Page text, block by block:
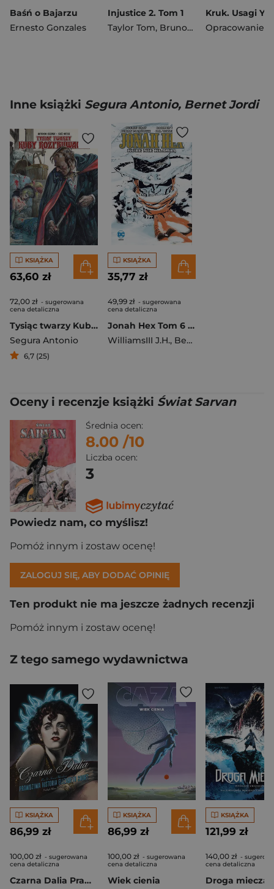
Baśń o Bajarzu
Ernesto Gonzales
Injustice 2. Tom 1
Taylor Tom, Brunon Redondo
Inne książki Segura Antonio, Bernet Jordi
KSIĄŻKA
63,60 zł
72,00 zł - sugerowana
cena detaliczna
Tysiąc twarzy Kuby Rozpruwacza
Segura Antonio
6,7 (25)
KSIĄŻKA
35,77 zł
49,99 zł - sugerowana
cena detaliczna
Jonah Hex Tom 6 Kule nie kłamią
WilliamsIII J.H., Bernet Jordi
Oceny i recenzje książki Świat Sarvan
Średnia ocen:
8.00 /10
Liczba ocen:
3
Powiedz nam, co myślisz!
Pomóż innym i zostaw ocenę!
ZALOGUJ SIĘ, ABY DODAĆ OPINIĘ
Ten produkt nie ma jeszcze żadnych recenzji
Pomóż innym i zostaw ocenę!
Z tego samego wydawnictwa
KSIĄŻKA
86,99 zł
100,00 zł - sugerowana
cena detaliczna
Czarna Dalia Prawdziwa historia Elizabeth Short
KSIĄŻKA
86,99 zł
100,00 zł - sugerowana
cena detaliczna
Wiek cienia
KSIĄŻKA
121,99 zł
140,00 zł -
cena detaliczna